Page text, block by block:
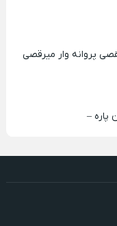
پروانه وار میرقصی
پاره –